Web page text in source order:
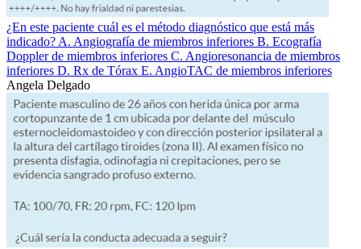
¿En este paciente cuál es el método diagnóstico que está más
indicado? A. Angiografía de miembros inferiores B. Ecografía
Doppler de miembros inferiores C. Angioresonancia de miembros
inferiores D. Rx de Tórax E. AngioTAC de miembros inferiores
Angela Delgado